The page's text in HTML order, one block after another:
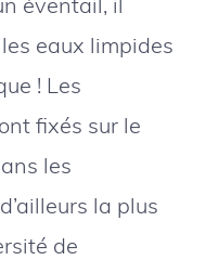
eaux limpides
! Les
fixés sur le
les
la plus
de